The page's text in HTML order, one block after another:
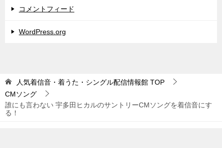
コメントフィード
WordPress.org
人気着信音・着うた・シングル配信情報館 TOP
CMソング
誰にも言わない 宇多田ヒカルのサントリーCMソングを着信音にす
る！